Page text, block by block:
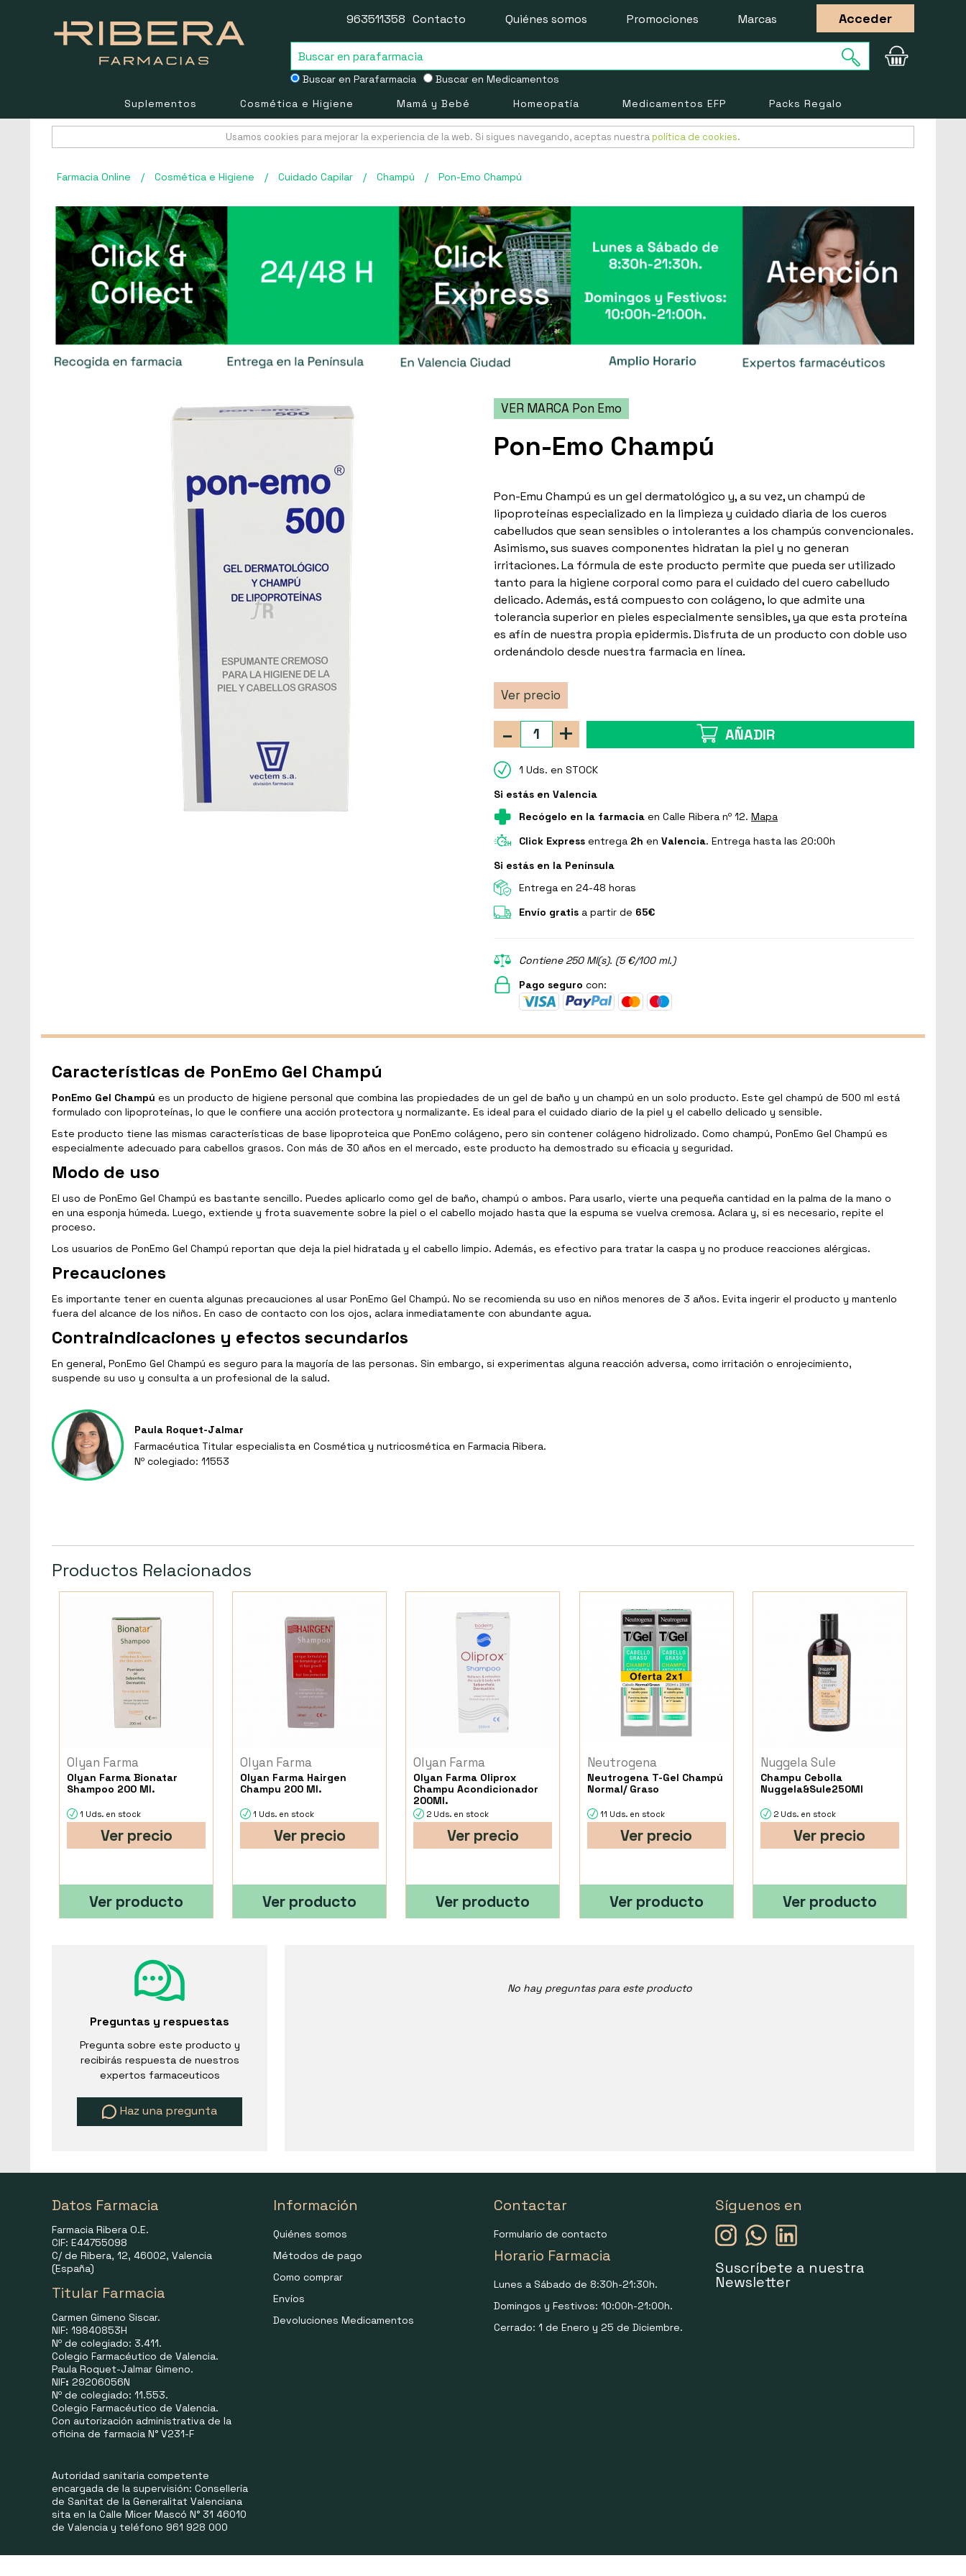
Buscar en Parafarmacia Buscar en Medicamentos
963511358 Contacto Quiénes somos Promociones Marcas Acceder
Suplementos Cosmética e Higiene Mamá y Bebé Homeopatía Medicamentos EFP Packs Regalo
Usamos cookies para mejorar la experiencia de la web. Si sigues navegando, aceptas nuestra política de cookies.
Farmacia Online / Cosmética e Higiene / Cuidado Capilar / Champú / Pon-Emo Champú
VER MARCA Pon Emo
Pon-Emo Champú
Pon-Emu Champú es un gel dermatológico y, a su vez, un champú de
lipoproteínas especializado en la limpieza y cuidado diaria de los cueros
cabelludos que sean sensibles o intolerantes a los champús convencionales.
Asimismo, sus suaves componentes hidratan la piel y no generan
irritaciones. La fórmula de este producto permite que pueda ser utilizado
tanto para la higiene corporal como para el cuidado del cuero cabelludo
delicado. Además, está compuesto con colágeno, lo que admite una
tolerancia superior en pieles especialmente sensibles, ya que esta proteína
es afín de nuestra propia epidermis. Disfruta de un producto con doble uso
ordenándolo desde nuestra farmacia en línea.
Ver precio
+
- AÑADIR
1 Uds. en STOCK
Si estás en Valencia
Recógelo en la farmacia en Calle Ribera nº 12. Mapa
Click Express entrega 2h en Valencia. Entrega hasta las 20:00h
Si estás en la Península
Entrega en 24-48 horas
Envío gratis a partir de 65€
Contiene 250 Ml(s). (5 €/100 ml.)
Pago seguro con:
Características de PonEmo Gel Champú
PonEmo Gel Champú es un producto de higiene personal que combina las propiedades de un gel de baño y un champú en un solo producto. Este gel champú de 500 ml está
formulado con lipoproteínas, lo que le confiere una acción protectora y normalizante. Es ideal para el cuidado diario de la piel y el cabello delicado y sensible.
Este producto tiene las mismas características de base lipoproteica que PonEmo colágeno, pero sin contener colágeno hidrolizado. Como champú, PonEmo Gel Champú es
especialmente adecuado para cabellos grasos. Con más de 30 años en el mercado, este producto ha demostrado su eficacia y seguridad.
Modo de uso
El uso de PonEmo Gel Champú es bastante sencillo. Puedes aplicarlo como gel de baño, champú o ambos. Para usarlo, vierte una pequeña cantidad en la palma de la mano o
en una esponja húmeda. Luego, extiende y frota suavemente sobre la piel o el cabello mojado hasta que la espuma se vuelva cremosa. Aclara y, si es necesario, repite el
proceso.
Los usuarios de PonEmo Gel Champú reportan que deja la piel hidratada y el cabello limpio. Además, es efectivo para tratar la caspa y no produce reacciones alérgicas.
Precauciones
Es importante tener en cuenta algunas precauciones al usar PonEmo Gel Champú. No se recomienda su uso en niños menores de 3 años. Evita ingerir el producto y mantenlo
fuera del alcance de los niños. En caso de contacto con los ojos, aclara inmediatamente con abundante agua.
Contraindicaciones y efectos secundarios
En general, PonEmo Gel Champú es seguro para la mayoría de las personas. Sin embargo, si experimentas alguna reacción adversa, como irritación o enrojecimiento,
suspende su uso y consulta a un profesional de la salud.
Paula Roquet-Jalmar
Farmacéutica Titular especialista en Cosmética y nutricosmética en Farmacia Ribera.
Nº colegiado: 11553
Productos Relacionados
Olyan Farma
Olyan Farma Bionatar
Shampoo 200 Ml.
1 Uds. en stock
Ver precio
Ver producto
Olyan Farma
Olyan Farma Hairgen
Champu 200 Ml.
1 Uds. en stock
Ver precio
Ver producto
Olyan Farma
Olyan Farma Oliprox
Champu Acondicionador
200Ml.
2 Uds. en stock
Ver precio
Ver producto
Neutrogena
Neutrogena T-Gel Champú
Normal/ Graso
11 Uds. en stock
Ver precio
Ver producto
Nuggela Sule
Champu Cebolla
Nuggela&Sule250Ml
2 Uds. en stock
Ver precio
Ver producto
Preguntas y respuestas
Pregunta sobre este producto y
recibirás respuesta de nuestros
expertos farmaceuticos
Haz una pregunta
No hay preguntas para este producto
Datos Farmacia
Farmacia Ribera O.E.
CIF: E44755098
C/ de Ribera, 12, 46002, Valencia
(España)
Titular Farmacia
Carmen Gimeno Siscar.
NIF: 19840853H
Nº de colegiado: 3.411.
Colegio Farmacéutico de Valencia.
Paula Roquet-Jalmar Gimeno.
NIF: 29206056N
Nº de colegiado: 11.553.
Colegio Farmacéutico de Valencia.
Con autorización administrativa de la
oficina de farmacia N° V231-F
Autoridad sanitaria competente
encargada de la supervisión: Consellería
de Sanitat de la Generalitat Valenciana
sita en la Calle Micer Mascó N° 31 46010
de Valencia y teléfono 961 928 000
Información
Quiénes somos
Métodos de pago
Como comprar
Envíos
Devoluciones Medicamentos
Contactar
Formulario de contacto
Horario Farmacia
Lunes a Sábado de 8:30h-21:30h.
Domingos y Festivos: 10:00h-21:00h.
Cerrado: 1 de Enero y 25 de Diciembre.
Síguenos en
Suscríbete a nuestra
Newsletter